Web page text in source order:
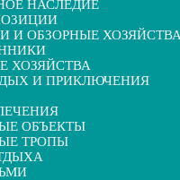
НАСЛЕДИЕ
И ОБЗОРНЫЕ ХОЗЯЙСТВА
ХОЗЯЙСТВА
И ПРИКЛЮЧЕНИЯ
ОБЪЕКТЫ
ТРОПЫ